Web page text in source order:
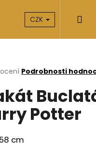
O nás
CZK
Podrobnosti
Potter
cm